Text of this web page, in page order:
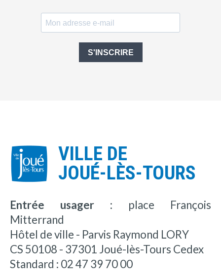
S'INSCRIRE
VILLE DE
JOUÉ-LÈS-TOURS
Entrée usager : place François
Mitterrand
Hôtel de ville - Parvis Raymond LORY
CS 50108 - 37301 Joué-lès-Tours Cedex
Standard : 02 47 39 70 00